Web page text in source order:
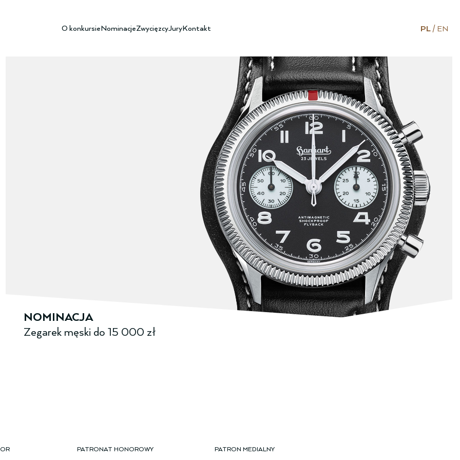
O konkursieNominacjeZwycięzcyJuryKontakt PL EN
NOMINACJA
Zegarek męski ­do­­ 15 000 zł
PATRONAT HONOROWY PATRON MEDIALNY